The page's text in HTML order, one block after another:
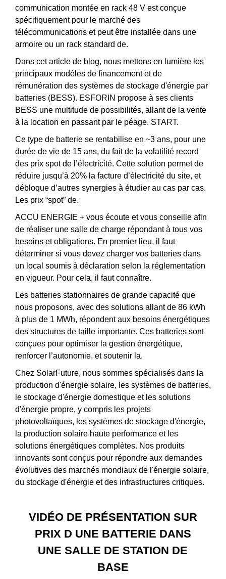
communication montée en rack 48 V est conçue
spécifiquement pour le marché des
télécommunications et peut être installée dans une
armoire ou un rack standard de.
Dans cet article de blog, nous mettons en lumière les
principaux modèles de financement et de
rémunération des systèmes de stockage d'énergie par
batteries (BESS). ESFORIN propose à ses clients
BESS une multitude de possibilités, allant de la vente
à la location en passant par le péage. START.
Ce type de batterie se rentabilise en ~3 ans, pour une
durée de vie de 15 ans, du fait de la volatilité record
des prix spot de l’électricité. Cette solution permet de
réduire jusqu’à 20% la facture d’électricité du site, et
débloque d’autres synergies à étudier au cas par cas.
Les prix “spot” de.
ACCU ENERGIE + vous écoute et vous conseille afin
de réaliser une salle de charge répondant à tous vos
besoins et obligations. En premier lieu, il faut
déterminer si vous devez charger vos batteries dans
un local soumis à déclaration selon la réglementation
en vigueur. Pour cela, il faut connaître.
Les batteries stationnaires de grande capacité que
nous proposons, avec des solutions allant de 86 kWh
à plus de 1 MWh, répondent aux besoins énergétiques
des structures de taille importante. Ces batteries sont
conçues pour optimiser la gestion énergétique,
renforcer l’autonomie, et soutenir la.
Chez SolarFuture, nous sommes spécialisés dans la
production d'énergie solaire, les systèmes de batteries,
le stockage d'énergie domestique et les solutions
d'énergie propre, y compris les projets
photovoltaïques, les systèmes de stockage d'énergie,
la production solaire haute performance et les
solutions énergétiques complètes. Nos produits
innovants sont conçus pour répondre aux demandes
évolutives des marchés mondiaux de l'énergie solaire,
du stockage d'énergie et des infrastructures critiques.
VIDÉO DE PRÉSENTATION SUR
PRIX D UNE BATTERIE DANS
UNE SALLE DE STATION DE
BASE